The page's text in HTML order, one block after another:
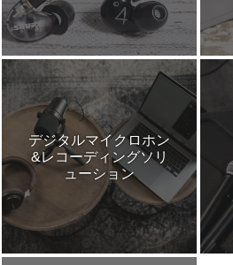
デジタルマイクロホン
&レコーディングソリ
ューション